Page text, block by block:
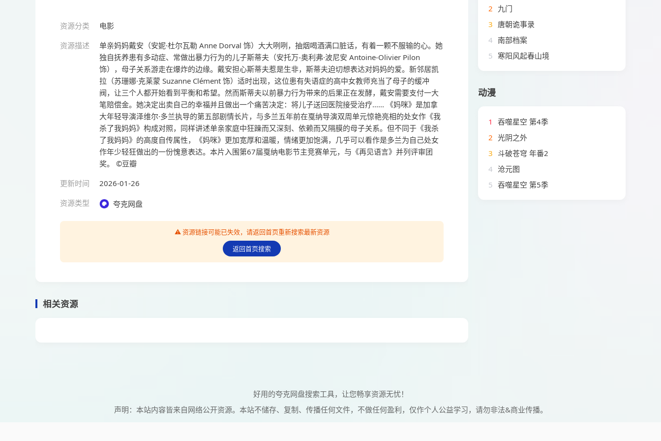
资源分类
电影
资源描述
单亲妈妈戴安（安妮·杜尔瓦勒 Anne Dorval 饰）大大咧咧，抽烟喝酒满口脏话，有着一颗不服输的心。她
独自抚养患有多动症、常做出暴力行为的儿子斯蒂夫（安托万-奥利弗·波尼安 Antoine-Olivier Pilon
饰），母子关系游走在爆炸的边缘。戴安担心斯蒂夫惹是生非，斯蒂夫迫切想表达对妈妈的爱。新邻居凯
拉（苏珊娜·克莱蒙 Suzanne Clément 饰）适时出现，这位患有失语症的高中女教师充当了母子的缓冲
阀，让三个人都开始看到平衡和希望。然而斯蒂夫以前暴力行为带来的后果正在发酵，戴安需要支付一大
笔赔偿金。她决定出卖自己的幸福并且做出一个痛苦决定：将儿子送回医院接受治疗...... 《妈咪》是加拿
大年轻导演泽维尔·多兰执导的第五部剧情长片，与多兰五年前在戛纳导演双周单元惊艳亮相的处女作《我
杀了我妈妈》构成对照，同样讲述单亲家庭中狂躁而又深刻、依赖而又隔膜的母子关系。但不同于《我杀
了我妈妈》的高度自传属性，《妈咪》更加宽厚和温暖，情绪更加饱满，几乎可以看作是多兰为自己处女
作年少轻狂做出的一份愧意表达。本片入围第67届戛纳电影节主竞赛单元，与《再见语言》并列评审团
奖。 ©豆瓣
更新时间
2026-01-26
资源类型
夸克网盘
⚠️ 资源链接可能已失效，请返回首页重新搜索最新资源
返回首页搜索
相关资源
2 九门
3 唐朝诡事录
4 南部档案
5 寒阳风起春山境
动漫
1
吞噬星空 第4季
2 光阴之外
3 斗破苍穹 年番2
4 沧元图
5 吞噬星空 第5季
好用的夸克网盘搜索工具，让您畅享资源无忧！
声明：本站内容皆来自网络公开资源。本站不储存、复制、传播任何文件，不做任何盈利，仅作个人公益学习，请勿非法&商业传播。